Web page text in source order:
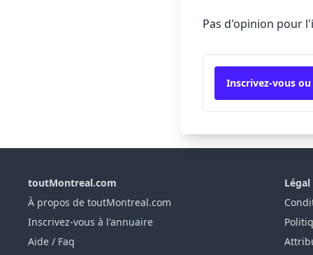
Pas d'opinion pour
Inscrivez-vous
toutMontreal.com
À propos de toutMontreal.com
Inscrivez-vous à l'annuaire
Aide / Faq
Légal